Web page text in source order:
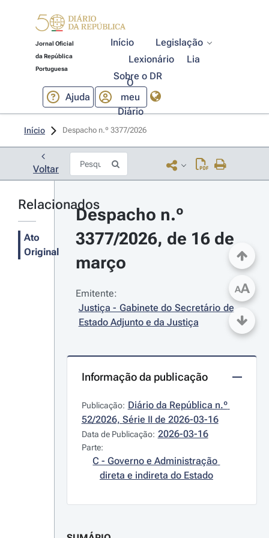
Jornal Oficial
da República
Portuguesa
Início
Legislação
Lexionário
Lia
Sobre o DR
Ajuda
O
meu
Diário
Início Despacho n.º 3377/2026
Voltar
Relacionados
Ato
Original
Despacho n.º
3377/2026, de 16 de
março
Emitente:
Justiça - Gabinete do Secretário de
Estado Adjunto e da Justiça
Informação da publicação
Publicação: Diário da República n.º
52/2026, Série II de 2026-03-16
Data de Publicação: 2026-03-16
Parte:
C - Governo e Administração
direta e indireta do Estado
AA